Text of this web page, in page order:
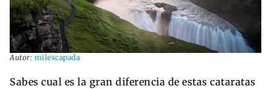
Autor: milescapada
Sabes cual es la gran diferencia de estas cataratas